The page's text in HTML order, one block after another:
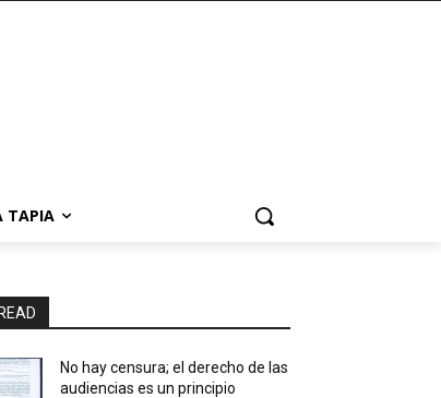
TAPIA
No hay censura; el derecho de las
audiencias es un principio